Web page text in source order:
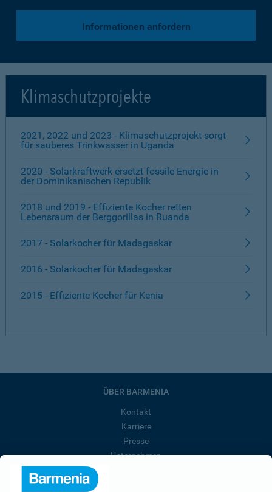
Informationen anfordern
Klimaschutzprojekte
2021, 2022 und 2023 - Klimaschutzprojekt sorgt
für sauberes Trinkwasser in Uganda
2020 - Solarkraftwerk ersetzt fossile Energie in
der Dominikanischen Republik
2018 und 2019 - Effiziente Kocher retten
Lebensraum der Berggorillas in Ruanda
2017 - Solarkocher für Madagaskar
2016 - Solarkocher für Madagaskar
2015 - Effiziente Kocher für Kenia
ÜBER BARMENIA
Kontakt
Karriere
Presse
Unternehmen
Affiliate-Partner werden